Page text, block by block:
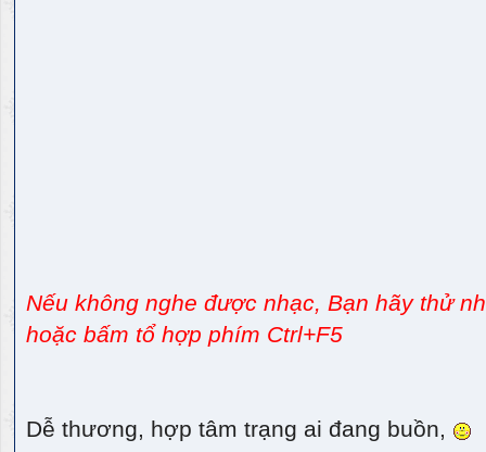
Nếu không nghe được nhạc, Bạn hãy thử
hoặc bấm tổ hợp phím Ctrl+F5
Dễ thương, hợp tâm trạng ai đang buồn,